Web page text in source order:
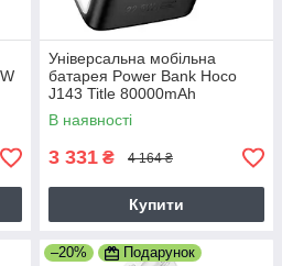
Універсальна мобільна
батарея Power Bank Hoco
J143 Title 80000mAh
22.5W+PD20W Зовнішній
акумулятор з ліхтариком
В наявності
3 331 ₴ 4 164 ₴
Купити
–20% Подарунок